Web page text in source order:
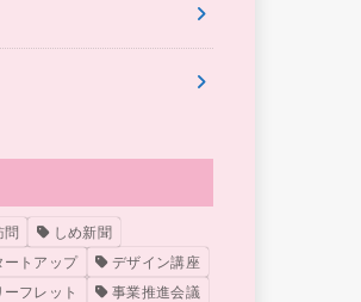
問
しめ新聞
ートアップ
デザイン講座
ーフレット
事業推進会議